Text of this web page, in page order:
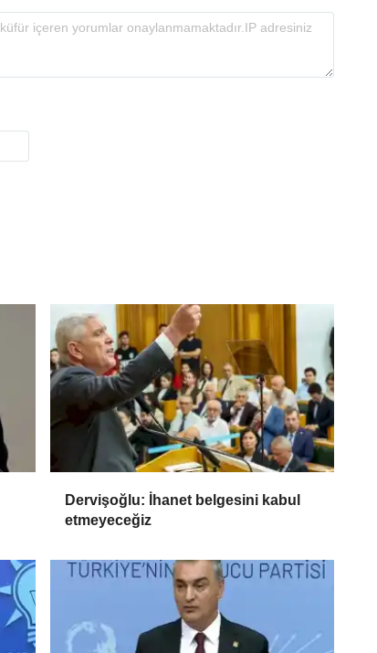
Dervişoğlu: İhanet belgesini kabul
etmeyeceğiz